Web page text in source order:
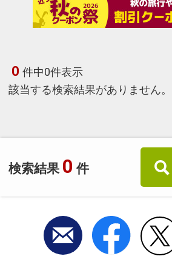
検索結果 0 件
0 件中0件表示
該当する検索結果がありません。